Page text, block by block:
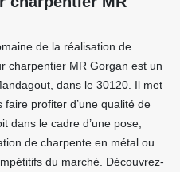
de la réalisation de
charpentier MR Gorgan est un
dans le 30120. Il met
profiter d’une qualité de
dans le cadre d’une pose,
de charpente en métal ou
du marché. Découvrez-